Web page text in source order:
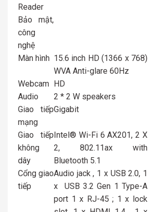
Reader
Bảo mật,
công
nghệ
Màn hình 15.6 inch HD (1366 x 768)
WVA Anti-glare 60Hz
Webcam
HD
Audio
2 * 2 W speakers
Giao tiếp
mạng
Gigabit
Giao tiếp
không
dây
Intel® Wi-Fi 6 AX201, 2 X
2, 802.11ax with
Bluetooth 5.1
Cổng giao
tiếp
Audio jack , 1 x USB 2.0, 1
x USB 3.2 Gen 1 Type-A
port 1 x RJ-45 ; 1 x lock